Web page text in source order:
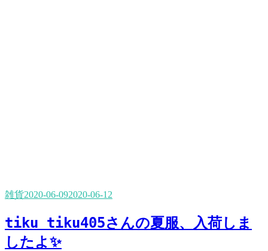
雑貨2020-06-092020-06-12
tiku tiku405さんの夏服、入荷しま
したよ✨